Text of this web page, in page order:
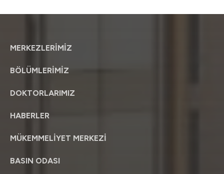
MERKEZLERİMİZ
BÖLÜMLERİMİZ
DOKTORLARIMIZ
HABERLER
MÜKEMMELİYET MERKEZİ
BASIN ODASI